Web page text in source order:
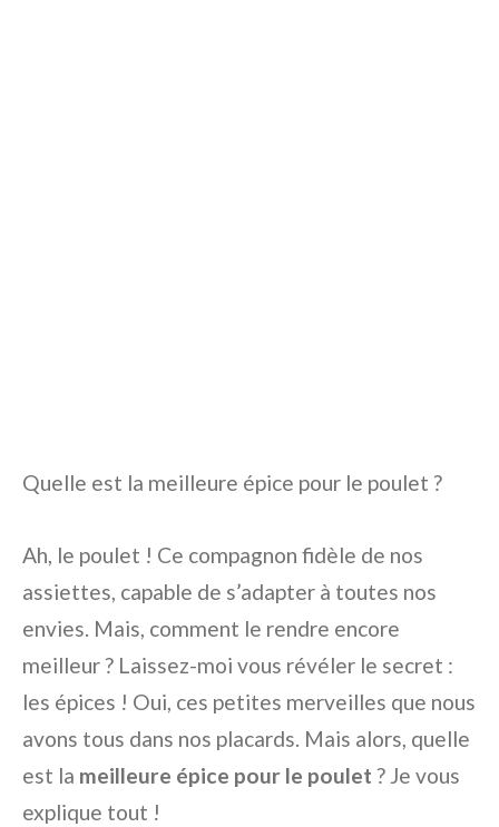
Quelle est la meilleure épice pour le poulet ?
Ah, le poulet ! Ce compagnon fidèle de nos
assiettes, capable de s’adapter à toutes nos
envies. Mais, comment le rendre encore
meilleur ? Laissez-moi vous révéler le secret :
les épices ! Oui, ces petites merveilles que nous
avons tous dans nos placards. Mais alors, quelle
est la meilleure épice pour le poulet ? Je vous
explique tout !